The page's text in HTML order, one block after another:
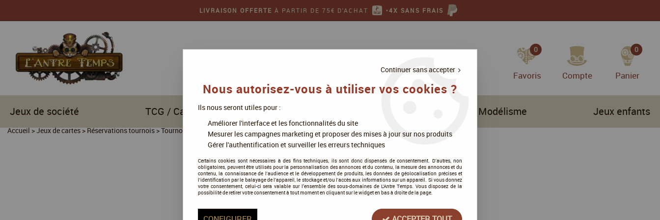
LIVRAISON OFFERTE À PARTIR DE 75€ D'ACHAT •4X SANS FRAIS
0
Favoris Compte
0
Panier
Jeux de société TCG / Cartes à collectionner Modélisme Jeux enfants
Accueil>Jeux de cartes>Réservations tournois>Tournois Yu Gi Ho
Tournois Yu Gi Ho
Tous nos produits de la gamme
Continuer sans accepter
Nous autorisez-vous à utiliser vos cookies ?
Ils nous seront utiles pour :
Améliorer l'interface et les fonctionnalités du site
Mesurer les campagnes marketing et proposer des mises à jour sur nos produits
Gérer l'authentification et surveiller les erreurs techniques
Certains cookies sont nécessaires à des fins techniques, ils sont donc dispensés de consentement. D'autres, non
obligatoires, peuvent être utilisés pour la personnalisation des annonces et du contenu, la mesure des annonces et du
contenu, la connaissance de l'audience et le développement de produits, les données de géolocalisation précises et
l'identification par le balayage de l'appareil, le stockage et/ou l'accès aux informations sur un appareil. Si vous donnez
votre consentement, celui-ci sera valable sur l’ensemble des sous-domaines de L'Antre Temps. Vous disposez de la
possibilité de retirer votre consentement à tout moment en cliquant sur le widget en bas à droite de la page.